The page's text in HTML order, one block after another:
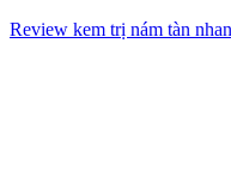
Review kem trị nám tàn